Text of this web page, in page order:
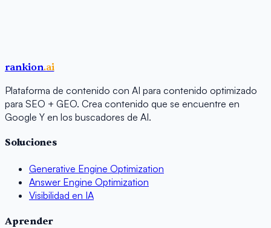
rankion.ai
Plataforma de contenido con AI para contenido optimizado
para SEO + GEO. Crea contenido que se encuentre en
Google Y en los buscadores de AI.
Soluciones
Generative Engine Optimization
Answer Engine Optimization
Visibilidad en IA
Aprender